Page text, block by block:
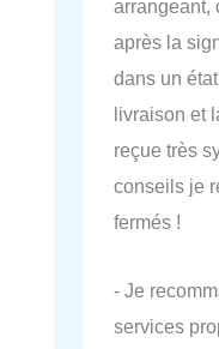
arrangeant,
après la
dans un
livraison et
reçue très
conseils je
fermés !
- Je
services